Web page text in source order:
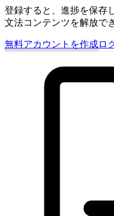
登録すると、進捗を保存
文法コンテンツを解放で
無料アカウントを作成ロ